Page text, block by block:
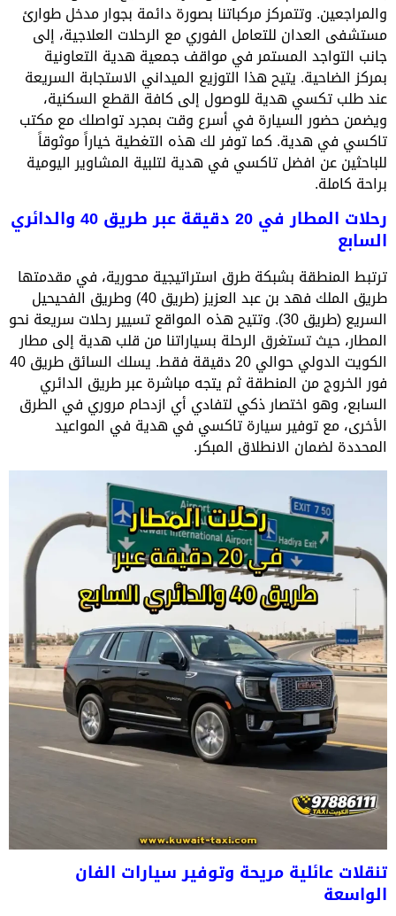
والمراجعين. وتتمركز مركباتنا بصورة دائمة بجوار مدخل طوارئ
مستشفى العدان للتعامل الفوري مع الرحلات العلاجية، إلى
جانب التواجد المستمر في مواقف جمعية هدية التعاونية
بمركز الضاحية. يتيح هذا التوزيع الميداني الاستجابة السريعة
عند طلب تكسي هدية للوصول إلى كافة القطع السكنية،
ويضمن حضور السيارة في أسرع وقت بمجرد تواصلك مع مكتب
تاكسي في هدية. كما توفر لك هذه التغطية خياراً موثوقاً
للباحثين عن افضل تاكسي في هدية لتلبية المشاوير اليومية
براحة كاملة.
رحلات المطار في 20 دقيقة عبر طريق 40 والدائري
السابع
ترتبط المنطقة بشبكة طرق استراتيجية محورية، في مقدمتها
طريق الملك فهد بن عبد العزيز (طريق 40) وطريق الفحيحيل
السريع (طريق 30). وتتيح هذه المواقع تسيير رحلات سريعة نحو
المطار، حيث تستغرق الرحلة بسياراتنا من قلب هدية إلى مطار
الكويت الدولي حوالي 20 دقيقة فقط. يسلك السائق طريق 40
فور الخروج من المنطقة ثم يتجه مباشرة عبر طريق الدائري
السابع، وهو اختصار ذكي لتفادي أي ازدحام مروري في الطرق
الأخرى، مع توفير سيارة تاكسي في هدية في المواعيد
المحددة لضمان الانطلاق المبكر.
تنقلات عائلية مريحة وتوفير سيارات الفان
الواسعة